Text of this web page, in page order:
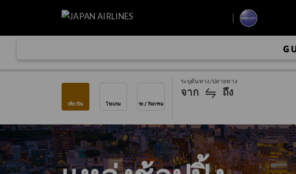
เที่ยวบิน โรงแรม รถ / กิจกรรม
ระบุต้นทาง/ปลายทาง
จาก ถึง